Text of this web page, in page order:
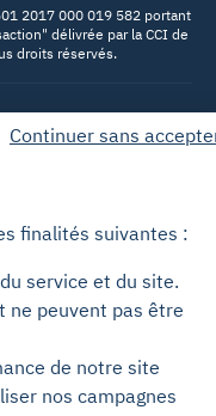
2017 000 019 582 portant
délivrée par la CCI de
droits réservés.
Stationnement
Continuer sans
finalités suivantes :
service et du site.
ne peuvent pas être
de notre site
nos campagnes